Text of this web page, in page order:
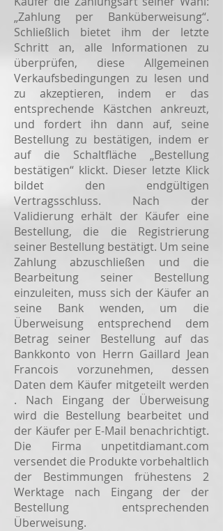
„Zahlung per Banküberweisung“.
Schließlich bietet ihm der letzte
Schritt an, alle Informationen zu
überprüfen, diese Allgemeinen
Verkaufsbedingungen zu lesen und
zu akzeptieren, indem er das
entsprechende Kästchen ankreuzt,
und fordert ihn dann auf, seine
Bestellung zu bestätigen, indem er
auf die Schaltfläche „Bestellung
bestätigen“ klickt. Dieser letzte Klick
bildet den endgültigen
Vertragsschluss. Nach der
Validierung erhält der Käufer eine
Bestellung, die die Registrierung
seiner Bestellung bestätigt. Um seine
Zahlung abzuschließen und die
Bearbeitung seiner Bestellung
einzuleiten, muss sich der Käufer an
seine Bank wenden, um die
Überweisung entsprechend dem
Betrag seiner Bestellung auf das
Bankkonto von Herrn Gaillard Jean
Francois vorzunehmen, dessen
Daten dem Käufer mitgeteilt werden
. Nach Eingang der Überweisung
wird die Bestellung bearbeitet und
der Käufer per E-Mail benachrichtigt.
Die Firma unpetitdiamant.com
versendet die Produkte vorbehaltlich
der Bestimmungen frühestens 2
Werktage nach Eingang der der
Bestellung entsprechenden
Überweisung.